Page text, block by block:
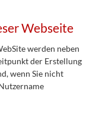
Webseite
werden neben
der Erstellung
wenn Sie nicht